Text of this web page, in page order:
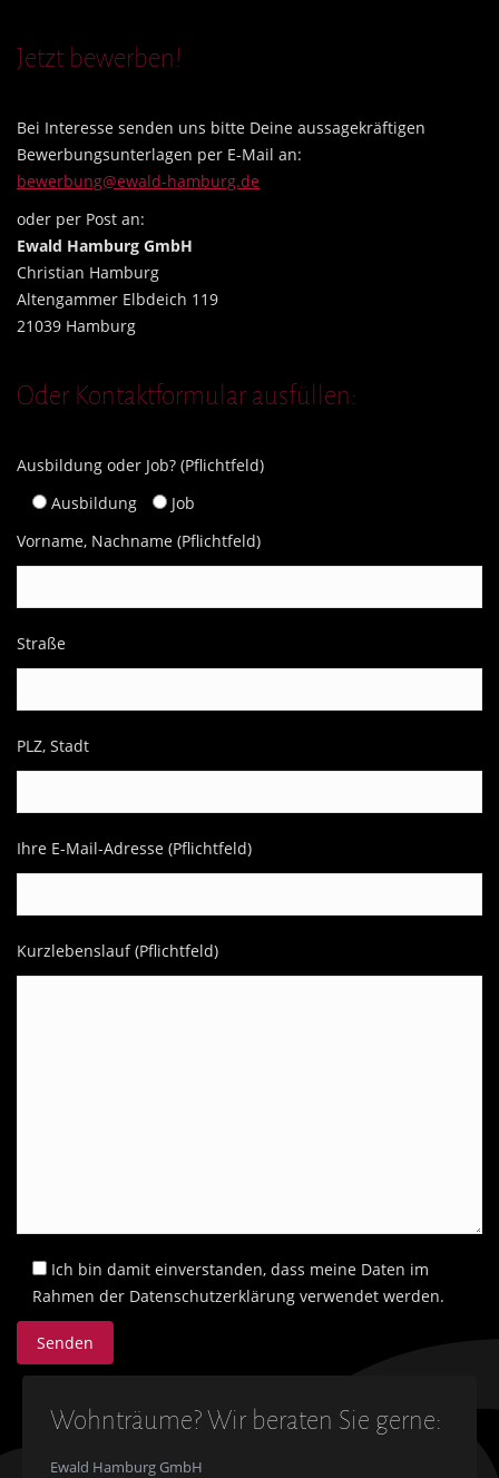
Jetzt bewerben!
Bei Interesse senden uns bitte Deine aussagekräftigen
Bewerbungsunterlagen per E-Mail an:
bewerbung@ewald-hamburg.de
oder per Post an:
Ewald Hamburg GmbH
Christian Hamburg
Altengammer Elbdeich 119
21039 Hamburg
Oder Kontaktformular ausfüllen:
Ausbildung oder Job? (Pflichtfeld)
Ausbildung
Job
Vorname, Nachname (Pflichtfeld)
Straße
PLZ, Stadt
Ihre E-Mail-Adresse (Pflichtfeld)
Kurzlebenslauf (Pflichtfeld)
Ich bin damit einverstanden, dass meine Daten im
Rahmen der Datenschutzerklärung verwendet werden.
Wohnträume? Wir beraten Sie gerne:
Ewald Hamburg GmbH